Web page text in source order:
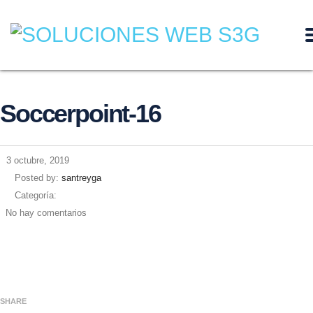
Soccerpoint-16
3 octubre, 2019
Posted by: santreyga
Categoría:
No hay comentarios
SHARE